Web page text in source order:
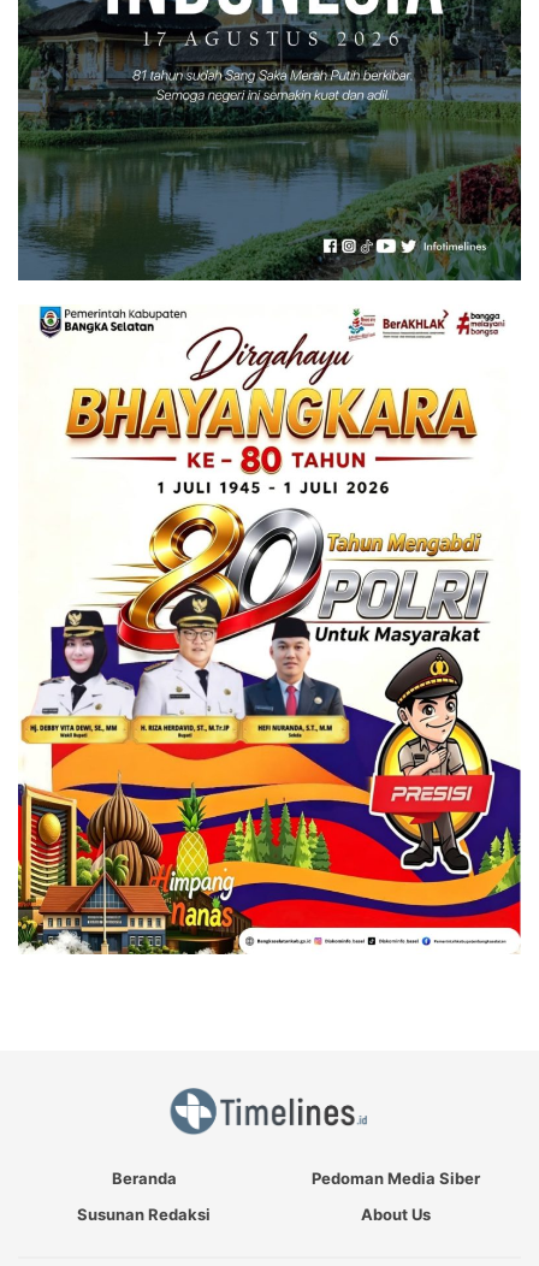
Beranda
Pedoman Media Siber
Susunan Redaksi
About Us